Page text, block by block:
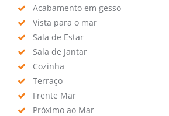
Acabamento em gesso
Vista para o mar
Sala de Estar
Sala de Jantar
Cozinha
Terraço
Frente Mar
Próximo ao Mar